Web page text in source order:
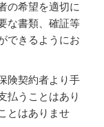
の希望を適切に
な書類、確証等
できるようにお
険契約者より手
払うことはあり
とはありませ